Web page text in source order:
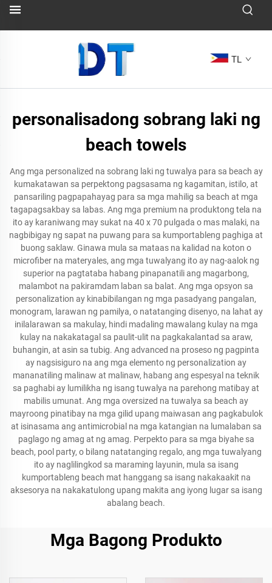
TL
personalisadong sobrang laki ng
beach towels
Ang mga personalized na sobrang laki ng tuwalya para sa beach ay
kumakatawan sa perpektong pagsasama ng kagamitan, istilo, at
pansariling pagpapahayag para sa mga mahilig sa beach at mga
tagapagsakbay sa labas. Ang mga premium na produktong tela na
ito ay karaniwang may sukat na 40 x 70 pulgada o mas malaki, na
nagbibigay ng sapat na puwang para sa kumportableng paghiga at
buong saklaw. Ginawa mula sa mataas na kalidad na koton o
microfiber na materyales, ang mga tuwalyang ito ay nag-aalok ng
superior na pagtataba habang pinapanatili ang magarbong,
malambot na pakiramdam laban sa balat. Ang mga opsyon sa
personalization ay kinabibilangan ng mga pasadyang pangalan,
monogram, larawan ng pamilya, o natatanging disenyo, na lahat ay
inilalarawan sa makulay, hindi madaling mawalang kulay na mga
kulay na nakakatagal sa paulit-ulit na pagkakalantad sa araw,
buhangin, at asin sa tubig. Ang advanced na proseso ng pagpinta
ay nagsisiguro na ang mga elemento ng personalization ay
mananatiling malinaw at malinaw, habang ang espesyal na teknik
sa paghabi ay lumilikha ng isang tuwalya na parehong matibay at
mabilis umunat. Ang mga oversized na tuwalya sa beach ay
mayroong pinatibay na mga gilid upang maiwasan ang pagkabulok
at isinasama ang antimicrobial na mga katangian na lumalaban sa
paglago ng amag at ng amag. Perpekto para sa mga biyahe sa
beach, pool party, o bilang natatanging regalo, ang mga tuwalyang
ito ay naglilingkod sa maraming layunin, mula sa isang
kumportableng beach mat hanggang sa isang nakakaakit na
aksesorya na nakakatulong upang makita ang iyong lugar sa isang
abalang beach.
Mga Bagong Produkto